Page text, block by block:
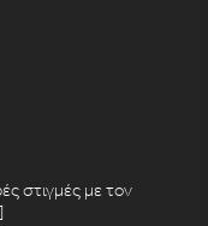
στιγμές με τον